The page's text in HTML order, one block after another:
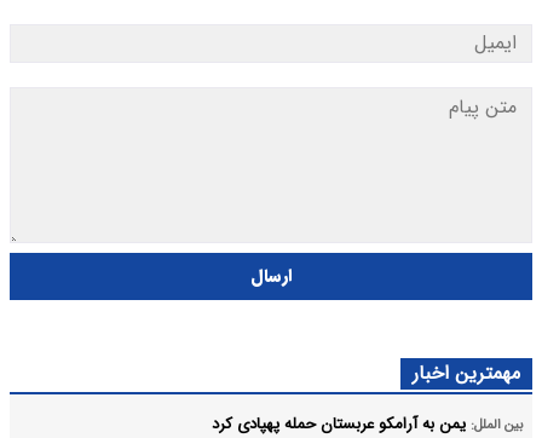
ارسال
مهمترین اخبار
بین الملل: یمن به آرامکو عربستان حمله پهپادی کرد